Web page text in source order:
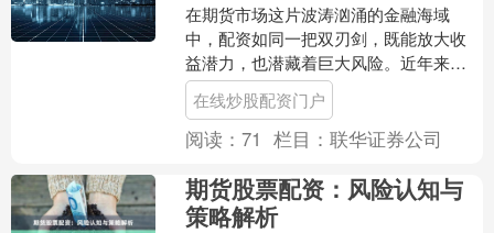
在期货市场这片波涛汹涌的金融海域
中，配资如同一把双刃剑，既能放大收
益潜力，也潜藏着巨大风险。近年来，
随着监管框架的不断完善，期货公司提
供的合规配资服务逐渐崭露头....
在线炒股配资门户
阅读：71 栏目：联华证券公司
期货股票配资：风险认知与
策略解析